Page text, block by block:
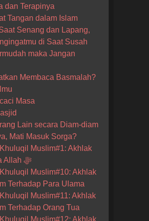
dan Terapinya
Tangan dalam Islam
Senang dan Lapang,
di Saat Susah
maka Jangan
Membaca Basmalah?
Masa
Lain secara Diam-diam
Mati Masuk Sorga?
Muslim#1: Akhlak
Muslim kepada Allah ﷻ
Muslim#10: Akhlak
Terhadap Para Ulama
Muslim#11: Akhlak
Terhadap Orang Tua
Muslim#12: Akhlak